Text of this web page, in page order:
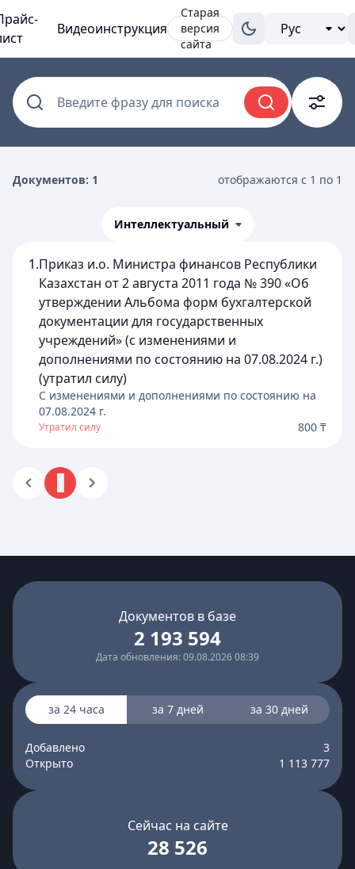
Видеоинструкция
Старая
версия
сайта
Введите фразу для поиска
Документов: 1 отображаются с 1 по 1
Интеллектуальный
1.Приказ и.о. Министра финансов Республики
Казахстан от 2 августа 2011 года № 390 «Об
утверждении Альбома форм бухгалтерской
документации для государственных
учреждений» (с изменениями и
дополнениями по состоянию на 07.08.2024 г.)
(утратил силу)
C изменениями и дополнениями по состоянию на
07.08.2024 г.
Утратил силу 800 ₸
Документов в базе
2 193 594
Дата обновления: 09.08.2026 08:39
за 24 часа за 7 дней за 30 дней
Добавлено
3
Открыто
1 113 777
Сейчас на сайте
28 526